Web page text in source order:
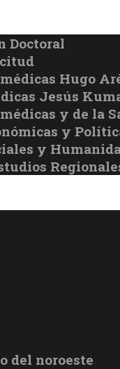
Doctoral
Hugo
Jesús
y de la
y
y
del noroeste